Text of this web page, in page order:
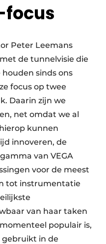
focus
Peter Leemans
de tunnelvisie die
houden sinds ons
focus op twee
Daarin zijn we
net omdat we al
kunnen
innoveren, de
van VEGA
voor de meest
tot instrumentatie
van haar taken
populair is,
in de